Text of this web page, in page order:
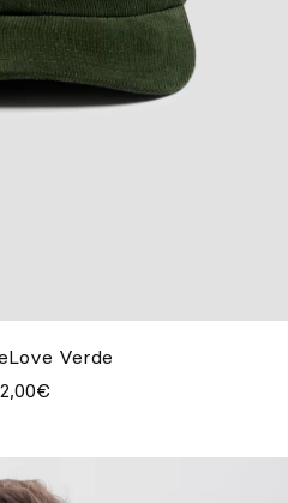
Verde